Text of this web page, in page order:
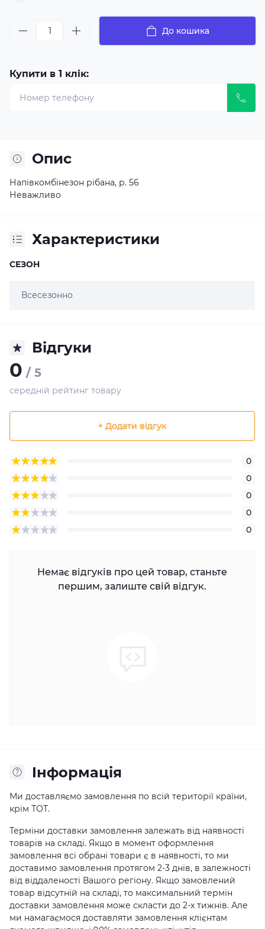
До кошика
Купити в 1 клік:
Опис
Напівкомбінезон рібана, р. 56
Неважливо
Характеристики
СЕЗОН
Всесезонно
Відгуки
0 / 5
середній рейтинг товару
+ Додати відгук
0
0
0
0
0
Немає відгуків про цей товар, станьте
першим, залиште свій відгук.
Iнформація
Ми доставляємо замовлення по всій території країни,
крім ТОТ.
Терміни доставки замовлення залежать від наявності
товарів на складі. Якщо в момент оформлення
замовлення всі обрані товари є в наявності, то ми
доставимо замовлення протягом 2-3 днів, в залежності
від віддаленості Вашого регіону. Якщо замовлений
товар відсутній на складі, то максимальний термін
доставки замовлення може скласти до 2-х тижнів. Але
ми намагаємося доставляти замовлення клієнтам